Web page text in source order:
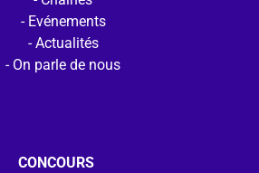
Evénements
Actualités
On parle de nous
CONCOURS